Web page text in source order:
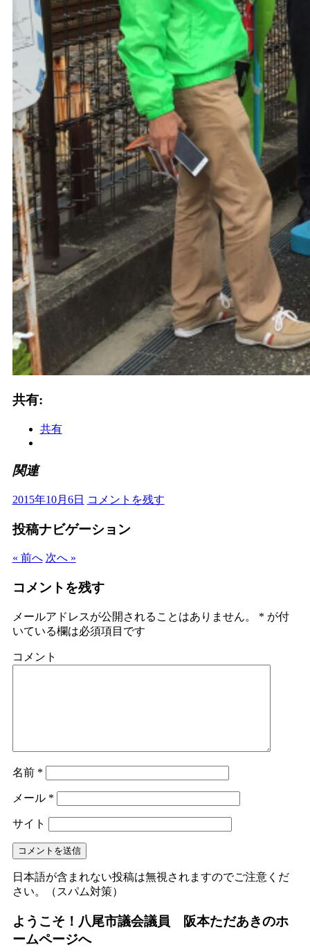
共有:
共有
関連
2015年10月6日 コメントを残す
投稿ナビゲーション
« 前へ 次へ »
コメントを残す
メールアドレスが公開されることはありません。 * が付
いている欄は必須項目です
コメント
名前 *
メール *
サイト
日本語が含まれない投稿は無視されますのでご注意くだ
さい。（スパム対策）
ようこそ！八尾市議会議員 阪本ただあきのホ
ームページへ